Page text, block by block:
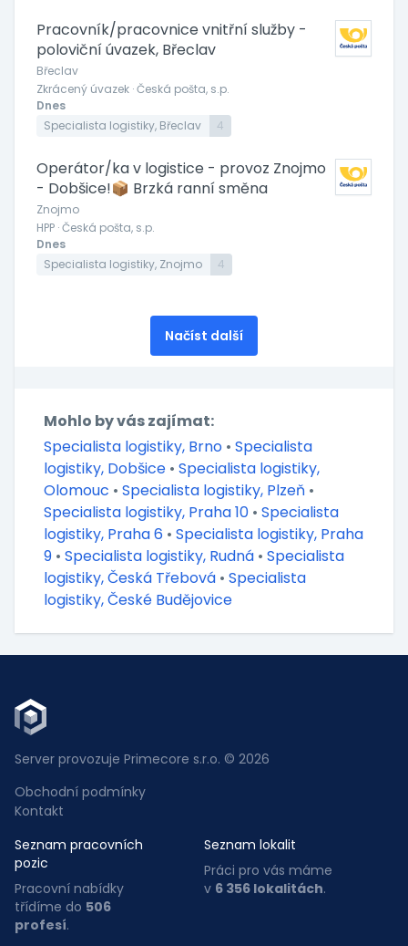
Pracovník/pracovnice vnitřní služby -
poloviční úvazek, Břeclav
Břeclav
Zkrácený úvazek · Česká pošta, s.p.
Dnes
Specialista logistiky, Břeclav
4
Operátor/ka v logistice - provoz Znojmo
- Dobšice!📦 Brzká ranní směna
Znojmo
HPP · Česká pošta, s.p.
Dnes
Specialista logistiky, Znojmo
4
Načíst další
Mohlo by vás zajímat:
Specialista logistiky, Brno • Specialista
logistiky, Dobšice • Specialista logistiky,
Olomouc • Specialista logistiky, Plzeň •
Specialista logistiky, Praha 10 • Specialista
logistiky, Praha 6 • Specialista logistiky, Praha
9 • Specialista logistiky, Rudná • Specialista
logistiky, Česká Třebová • Specialista
logistiky, České Budějovice
Server provozuje Primecore s.r.o. © 2026
Obchodní podmínky
Kontakt
Seznam pracovních
pozic
Pracovní nabídky
třídíme do 506
profesí.
Seznam lokalit
Práci pro vás máme
v 6 356 lokalitách.